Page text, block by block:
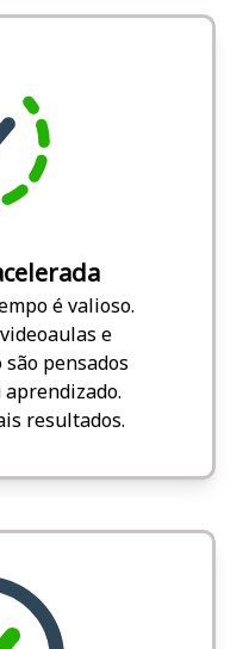
é valioso.
e
pensados
resultados.